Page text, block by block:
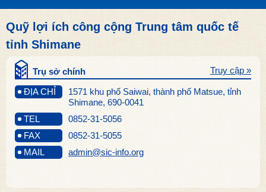
Quỹ lợi ích công cộng Trung tâm quốc tế
tỉnh Shimane
Trụ sở chính
ĐỊA CHỈ
1571 khu phố Saiwai, thành phố Matsue, tỉnh
Shimane, 690-0041
Truy cập »
TEL
0852-31-5056
FAX
0852-31-5055
MAIL
admin@sic-info.org